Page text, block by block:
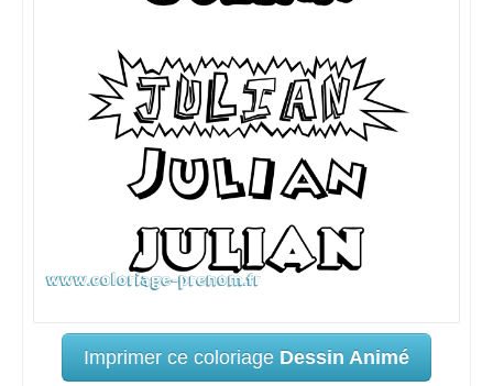
Imprimer ce coloriage Dessin Animé